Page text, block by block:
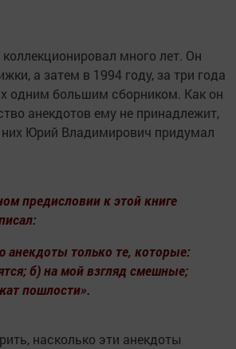
много лет. Он
а затем в 1994 году, за три года
одним большим сборником. Как он
анекдотов ему не принадлежит,
них Юрий Владимирович придумал
предисловии к этой книге
анекдоты только те, которые:
б) на мой взгляд смешные;
пошлости».
насколько эти анекдоты